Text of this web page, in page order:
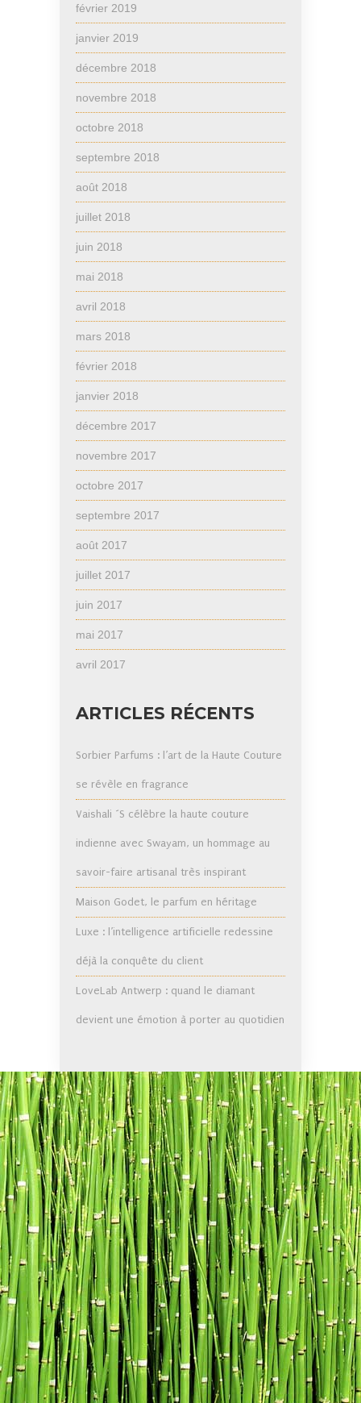
février 2019
janvier 2019
décembre 2018
novembre 2018
octobre 2018
septembre 2018
août 2018
juillet 2018
juin 2018
mai 2018
avril 2018
mars 2018
février 2018
janvier 2018
décembre 2017
novembre 2017
octobre 2017
septembre 2017
août 2017
juillet 2017
juin 2017
mai 2017
avril 2017
ARTICLES RÉCENTS
Sorbier Parfums : l’art de la Haute Couture
se révèle en fragrance
Vaishali ´S célèbre la haute couture
indienne avec Swayam, un hommage au
savoir-faire artisanal très inspirant
Maison Godet, le parfum en héritage
Luxe : l’intelligence artificielle redessine
déjà la conquête du client
LoveLab Antwerp : quand le diamant
devient une émotion à porter au quotidien